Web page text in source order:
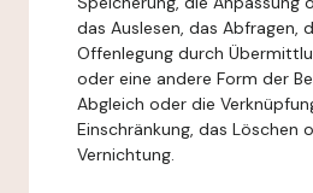
das Auslesen, das Abfragen,
Offenlegung durch
oder eine andere Form der
Abgleich oder die
Einschränkung, das Löschen
Vernichtung.